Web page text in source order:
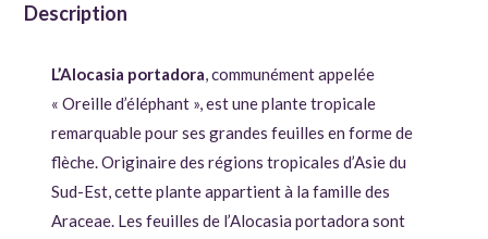
Description
L’Alocasia portadora, communément appelée
« Oreille d’éléphant », est une plante tropicale
remarquable pour ses grandes feuilles en forme de
flèche. Originaire des régions tropicales d’Asie du
Sud-Est, cette plante appartient à la famille des
Araceae. Les feuilles de l’Alocasia portadora sont